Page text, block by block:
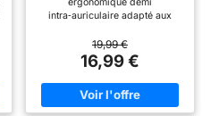
intra‑auriculaire adapté aux
pression pour un port
confortable toute la journée.
【Son】Le grand transducteur
diaphragme titane 14,2 mm
améliore les moyennes et
hautes fréquences avec des
19,99 €
16,99 €